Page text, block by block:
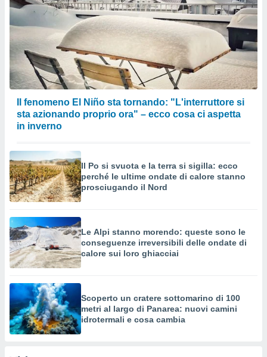
Il fenomeno El Niño sta tornando: "L'interruttore si
sta azionando proprio ora" – ecco cosa ci aspetta
in inverno
Il Po si svuota e la terra si sigilla: ecco
perché le ultime ondate di calore stanno
prosciugando il Nord
Le Alpi stanno morendo: queste sono le
conseguenze irreversibili delle ondate di
calore sui loro ghiacciai
Scoperto un cratere sottomarino di 100
metri al largo di Panarea: nuovi camini
idrotermali e cosa cambia